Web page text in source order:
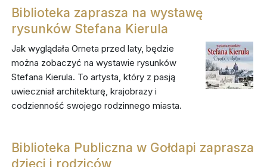
Biblioteka zaprasza na wystawę
rysunków Stefana Kierula
Jak wyglądała Orneta przed laty, będzie
można zobaczyć na wystawie rysunków
Stefana Kierula. To artysta, który z pasją
uwieczniał architekturę, krajobrazy i
codzienność swojego rodzinnego miasta.
Biblioteka Publiczna w Gołdapi zaprasza
dzieci i rodziców